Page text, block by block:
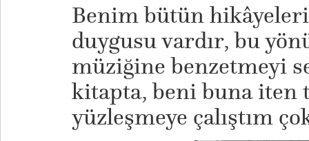
Benim bütün
duygusu vardır, bu
müziğine benzetmeyi
kitapta, beni buna iten
yüzleşmeye çalıştım